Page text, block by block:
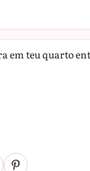
em teu quarto